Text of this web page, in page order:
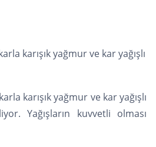
karışık yağmur ve kar yağışlı
karışık yağmur ve kar yağışlı
Yağışların kuvvetli olması